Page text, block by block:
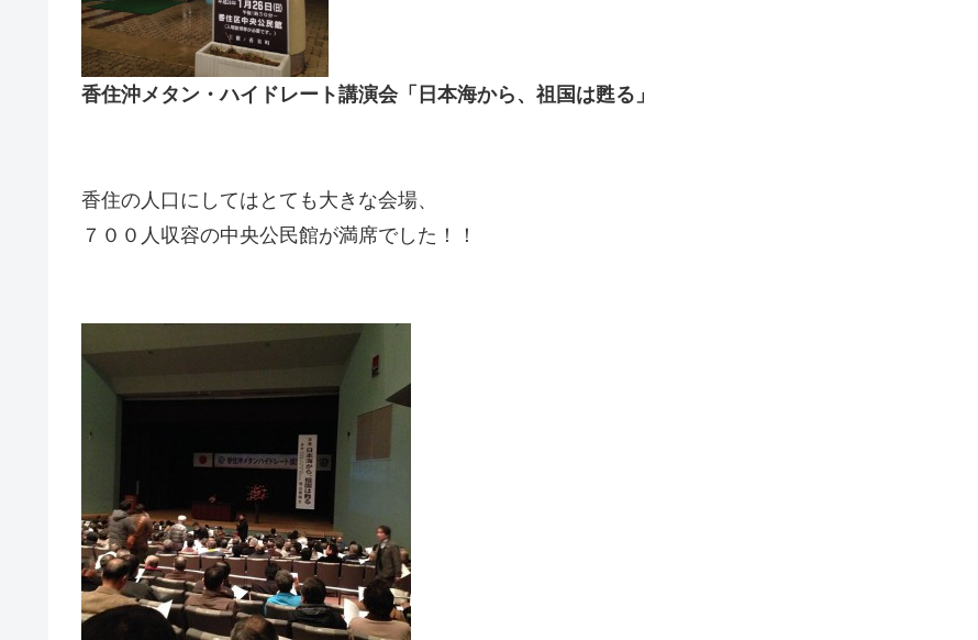
香住沖メタン・ハイドレート講演会「日本海から、祖国は甦る」
香住の人口にしてはとても大きな会場、
７００人収容の中央公民館が満席でした！！